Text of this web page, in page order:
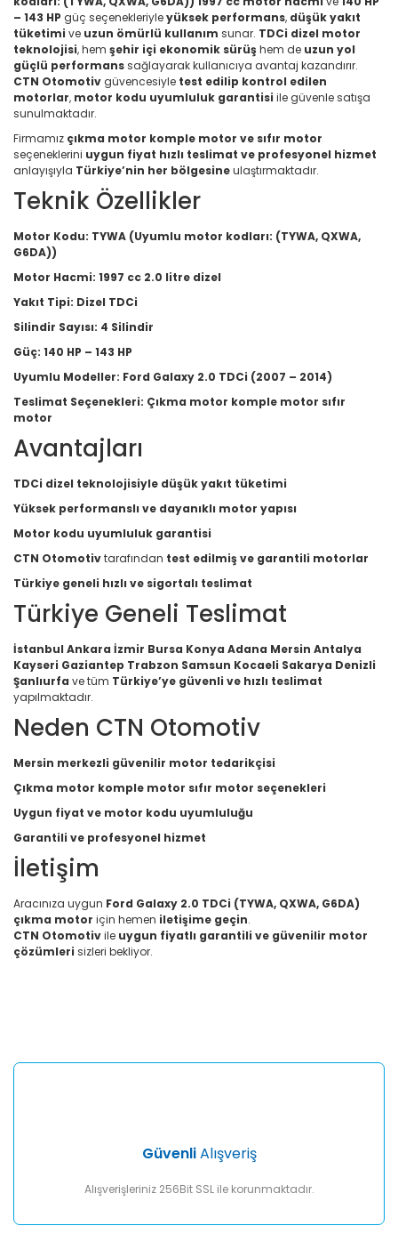
– 143 HP güç seçenekleriyleyüksek performans, düşük yakıt
tüketimi ve uzun ömürlü kullanım sunar. TDCi dizel motor
teknolojisi, hem şehir içi ekonomik sürüş hem de uzun yol
güçlü performanssağlayarak kullanıcıya avantaj kazandırır.
CTN Otomotivgüvencesiyle test edilip kontrol edilen
motorlar, motor kodu uyumluluk garantisi ile güvenle satışa
sunulmaktadır.
Firmamız çıkma motor komple motor ve sıfır motor
seçeneklerini uygun fiyat hızlı teslimat ve profesyonel hizmet
anlayışıyla Türkiye’nin her bölgesineulaştırmaktadır.
Teknik Özellikler
Motor Kodu: TYWA (Uyumlu motor kodları: (TYWA, QXWA,
G6DA))
Motor Hacmi: 1997 cc 2.0 litre dizel
Yakıt Tipi: Dizel TDCi
Silindir Sayısı: 4 Silindir
Güç: 140 HP – 143 HP
Uyumlu Modeller: Ford Galaxy 2.0 TDCi (2007 – 2014)
Teslimat Seçenekleri: Çıkma motor komple motor sıfır
motor
Avantajları
TDCi dizel teknolojisiyle düşük yakıt tüketimi
Yüksek performanslı ve dayanıklı motor yapısı
Motor kodu uyumluluk garantisi
CTN Otomotivtarafından test edilmiş ve garantili motorlar
Türkiye geneli hızlı ve sigortalı teslimat
Türkiye Geneli Teslimat
İstanbul Ankara İzmir Bursa Konya Adana Mersin Antalya
Kayseri Gaziantep Trabzon Samsun Kocaeli Sakarya Denizli
Şanlıurfa ve tüm Türkiye’ye güvenli ve hızlı teslimat
yapılmaktadır.
Neden CTN Otomotiv
Mersin merkezli güvenilir motor tedarikçisi
Çıkma motor komple motor sıfır motor seçenekleri
Uygun fiyat ve motor kodu uyumluluğu
Garantili ve profesyonel hizmet
İletişim
Aracınıza uygun Ford Galaxy 2.0 TDCi (TYWA, QXWA, G6DA)
çıkma motor için hemen iletişime geçin.
CTN Otomotivile uygun fiyatlı garantili ve güvenilir motor
çözümleri sizleri bekliyor.
Yorum Yaz
Ürün fiyatı diğer sitelerden daha pahalı.
GüvenliAlışveriş
Alışverişleriniz 256Bit SSL ile korunmaktadır.